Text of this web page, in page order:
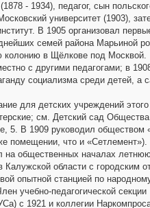
- 1934), педагог, сын
университет (1903),
В 1905 организовал
семей района Марьиной
колонию в Щёлкове под Москвой.
с другими педагогами; в
социализма среди детей, а
для детских учреждений
см. Детский сад Общества
5. В 1909 руководил обществом
помещении, что и «Сетлемент»).
на общественных началах
области с городским
опытной станцией по
учебно-педагогической секции
с 1921 и коллегии